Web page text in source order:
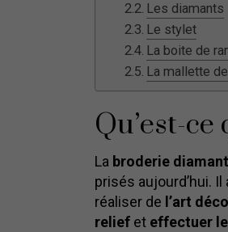
Les diamants
Le stylet
La boite de
La mallette
Qu’est-
La broderie diamant
prisés aujourd’hui.
réaliser de l’art
relief et effectuer